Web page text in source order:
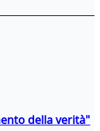
della verità"